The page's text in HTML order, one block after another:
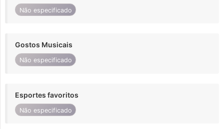
Não especificado
Gostos Musicais
Não especificado
Esportes favoritos
Não especificado